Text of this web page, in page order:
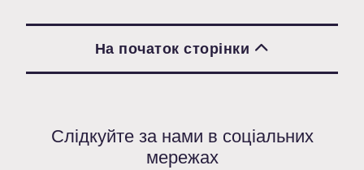
На початок сторінки
Слідкуйте за нами в соціальних
мережах